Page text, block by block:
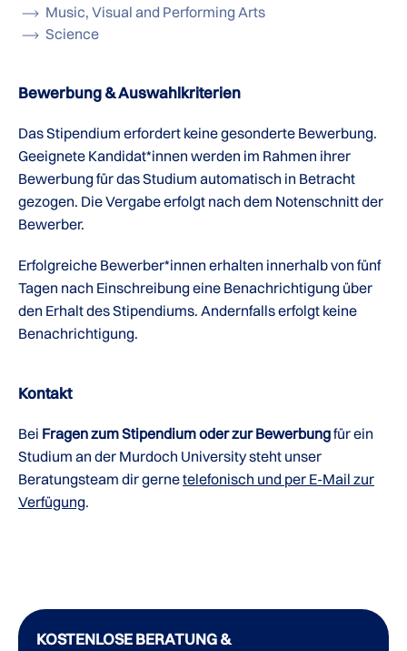
Music, Visual and Performing Arts
Science
Bewerbung & Auswahlkriterien
Das Stipendium erfordert keine gesonderte Bewerbung.
Geeignete Kandidat*innen werden im Rahmen ihrer
Bewerbung für das Studium automatisch in Betracht
gezogen. Die Vergabe erfolgt nach dem Notenschnitt der
Bewerber.
Erfolgreiche Bewerber*innen erhalten innerhalb von fünf
Tagen nach Einschreibung eine Benachrichtigung über
den Erhalt des Stipendiums. Andernfalls erfolgt keine
Benachrichtigung.
Kontakt
Bei Fragen zum Stipendium oder zur Bewerbungfür ein
Studium an der Murdoch University steht unser
Beratungsteam dir gernetelefonisch und per E-Mail zur
Verfügung.
KOSTENLOSE BERATUNG &